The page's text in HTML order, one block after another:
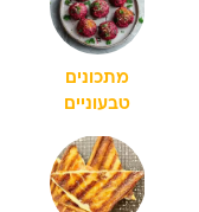
מתכונים
טבעוניים